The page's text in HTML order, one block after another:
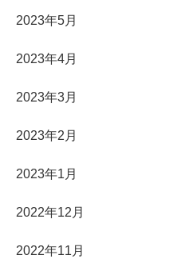
2023年5月
2023年4月
2023年3月
2023年2月
2023年1月
2022年12月
2022年11月